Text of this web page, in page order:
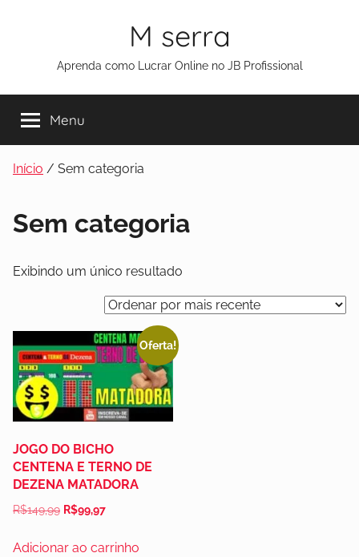
M serra
Aprenda como Lucrar Online no JB Profissional
Menu
Início / Sem categoria
Sem categoria
Exibindo um único resultado
Oferta!
JOGO DO BICHO
CENTENA E TERNO DE
DEZENA MATADORA
R$149,99 R$99,97
Adicionar ao carrinho